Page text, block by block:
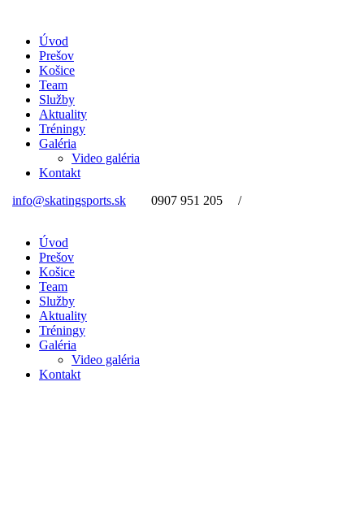
Úvod
Prešov
Košice
Team
Služby
Aktuality
Tréningy
Galéria
Video galéria
Kontakt
info@skatingsports.sk
0907 951 205 /
Úvod
Prešov
Košice
Team
Služby
Aktuality
Tréningy
Galéria
Video galéria
Kontakt